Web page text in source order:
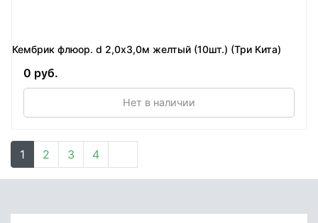
Кембрик флюор. d 2,0х3,0м желтый (10шт.) (Три Кита)
0 руб.
Нет в наличии
1 2 3 4